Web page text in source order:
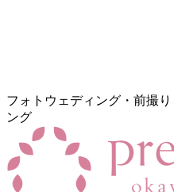
フォトウェディング・前撮
ング